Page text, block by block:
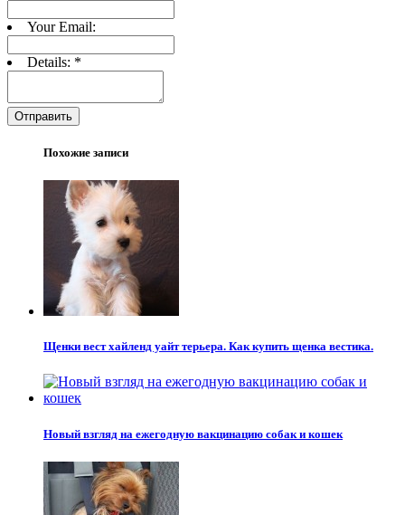
Your Email:
Details: *
Отправить
Похожие записи
Щенки вест хайленд уайт терьера. Как купить щенка вестика.
Новый взгляд на ежегодную вакцинацию собак и кошек